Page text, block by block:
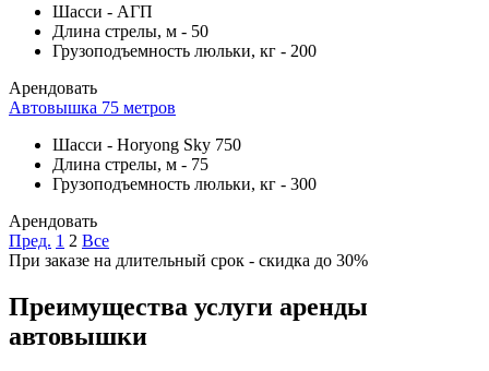
Шасси - АГП
Длина стрелы, м - 50
Грузоподъемность люльки, кг - 200
Арендовать
Автовышка 75 метров
Шасси - Horyong Sky 750
Длина стрелы, м - 75
Грузоподъемность люльки, кг - 300
Арендовать
Пред. 1 2 Все
При заказе на длительный срок - скидка до 30%
Преимущества услуги аренды
автовышки